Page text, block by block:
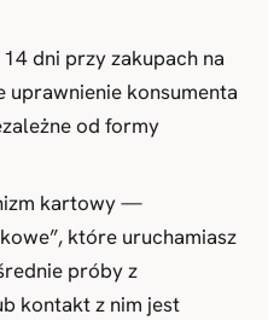
14 dni przy zakupach na
uprawnienie konsumenta
od formy
kartowy —
które uruchamiasz
próby z
kontakt z nim jest